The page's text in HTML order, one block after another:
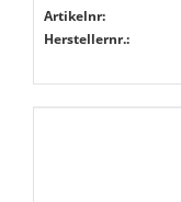
Artikelnr:
Herstellernr.: